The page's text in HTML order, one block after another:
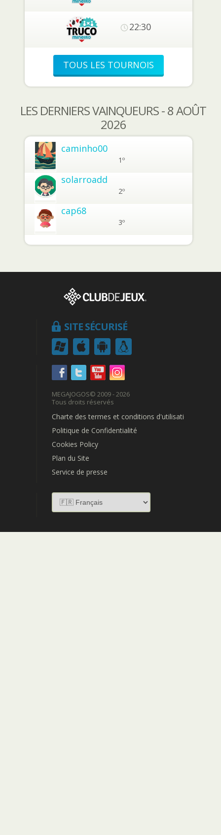
22:30
TOUS LES TOURNOIS
LES DERNIERS VAINQUEURS - 8 AOÛT
2026
caminho00
1º
solarroadd
2º
cap68
3º
SITE SÉCURISÉ
MEGAJOGOS© 2009 - 2026
Tous droits réservés
Charte des termes et conditions d'utilisation
Politique de Confidentialité
Cookies Policy
Plan du Site
Service de presse